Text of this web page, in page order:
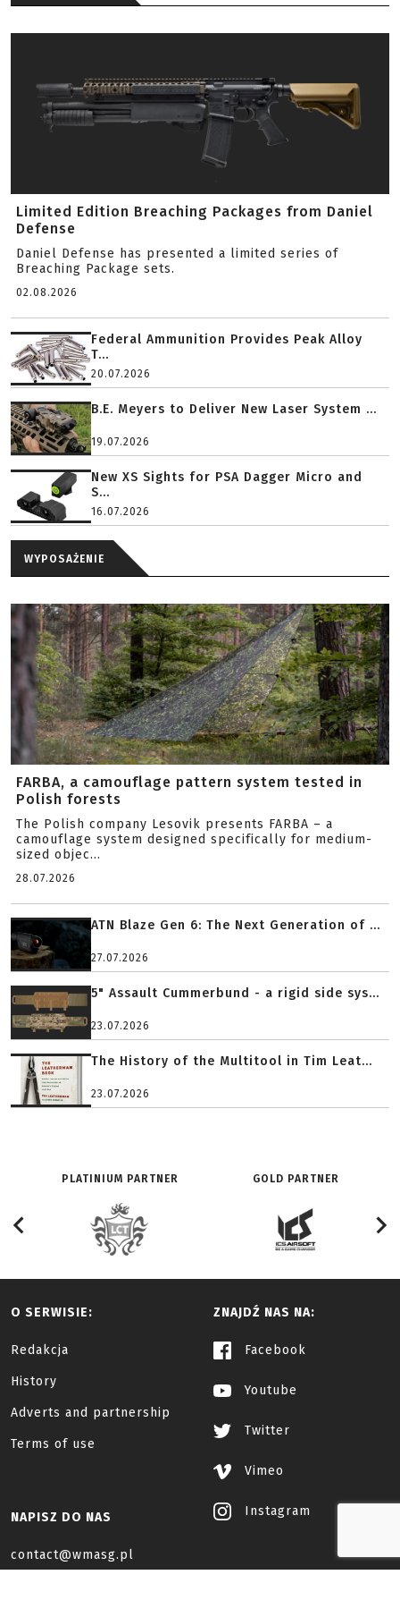
Limited Edition Breaching Packages from Daniel
Defense
Daniel Defense has presented a limited series of
Breaching Package sets.
02.08.2026
Federal Ammunition Provides Peak Alloy
T...
20.07.2026
B.E. Meyers to Deliver New Laser System ...
19.07.2026
New XS Sights for PSA Dagger Micro and
S...
16.07.2026
WYPOSAŻENIE
FARBA, a camouflage pattern system tested in
Polish forests
The Polish company Lesovik presents FARBA – a
camouflage system designed specifically for medium-
sized objec...
28.07.2026
ATN Blaze Gen 6: The Next Generation of ...
27.07.2026
5" Assault Cummerbund - a rigid side sys...
23.07.2026
The History of the Multitool in Tim Leat...
23.07.2026
PLATINIUM PARTNER GOLD PARTNER
O SERWISIE:
Redakcja
History
Adverts and partnership
Terms of use
ZNAJDŹ NAS NA:
Facebook
Youtube
Twitter
Vimeo
Instagram
NAPISZ DO NAS
contact@wmasg.pl